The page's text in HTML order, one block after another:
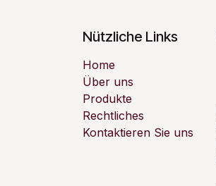
Nützliche Links
Home
Über uns
Produkte
Rechtliches
Kontaktieren Sie uns